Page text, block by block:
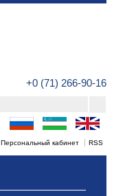
+0 (71) 266-90-16
Персональный кабинет RSS